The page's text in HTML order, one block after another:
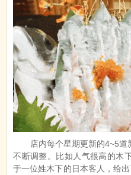
店内每个星期更新的4~5
不断调整。比如人气很高的木
于一位姓木下的日本客人，给